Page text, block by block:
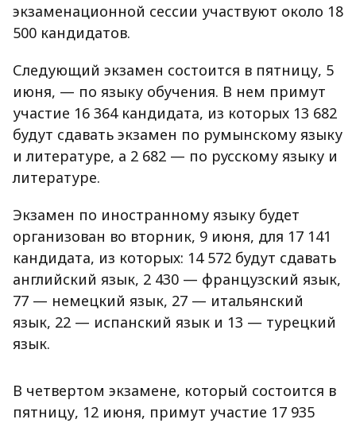
экзаменационной сессии участвуют около 18
500 кандидатов.
Следующий экзамен состоится в пятницу, 5
июня, — по языку обучения. В нем примут
участие 16 364 кандидата, из которых 13 682
будут сдавать экзамен по румынскому языку
и литературе, а 2 682 — по русскому языку и
литературе.
Экзамен по иностранному языку будет
организован во вторник, 9 июня, для 17 141
кандидата, из которых: 14 572 будут сдавать
английский язык, 2 430 — французский язык,
77 — немецкий язык, 27 — итальянский
язык, 22 — испанский язык и 13 — турецкий
язык.
В четвертом экзамене, который состоится в
пятницу, 12 июня, примут участие 17 935